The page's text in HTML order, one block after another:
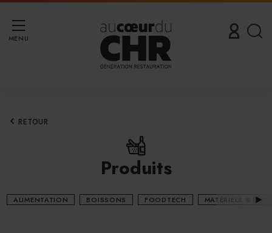
MENU
RETOUR
Produits
ALIMENTATION BOISSONS FOODTECH MATÉRIELS &